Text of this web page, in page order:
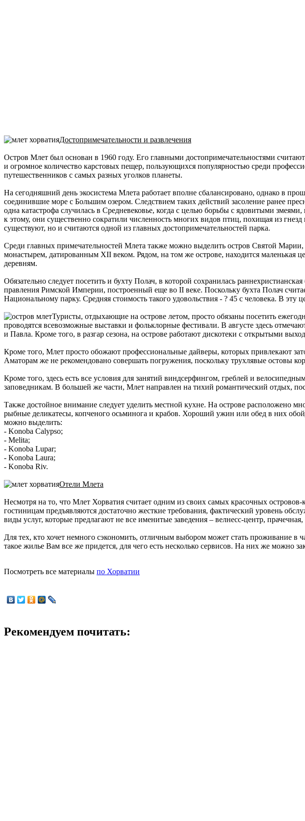
Достопримечательности и развлечения
Остров Млет был основан в 1960 году. Его главными достопримечательностями
и огромное количество карстовых пещер, пользующихся популярностью среди
путешественников с самых разных уголков планеты.
На сегодняшний день экосистема Млета работает вполне сбалансировано, однако в
соединившие море с Большим озером. Следствием таких действий засоление ранее
одна катастрофа случилась в Средневековье, когда с целью борьбы с ядовитыми
к этому, они существенно сократили численность многих видов птиц, похищая из
существуют, но и считаются одной из главных достопримечательностей парка.
Среди главных примечательностей Млета также можно выделить остров Святой
монастырем, датированным XII веком. Рядом, на том же острове, находится
деревням.
Обязательно следует посетить и бухту Полач, в которой сохранилась
правления Римской Империи, построенный еще во II веке. Поскольку бухта Полач
Национальному парку. Средняя стоимость такого удовольствия - ? 45 с человека. В эту
Туристы, отдыхающие на острове летом, просто обязаны посетить
проводятся всевозможные выставки и фольклорные фестивали. В августе здесь
и Павла. Кроме того, в разгар сезона, на острове работают дискотеки с открытыми
Кроме того, Млет просто обожают профессиональные дайверы, которых привлекают
Аматорам же не рекомендовано совершать погружения, поскольку трухлявые остовы
Кроме того, здесь есть все условия для занятий виндсерфингом, греблей и
заповедникам. В большей же части, Млет направлен на тихий романтический отдых,
Также достойное внимание следует уделить местной кухне. На острове расположено
рыбные деликатесы, копченого осьминога и крабов. Хороший ужин или обед в них
можно выделить:
- Konoba Calypso;
- Melita;
- Konoba Lupar;
- Konoba Laura;
- Konoba Riv.
Отели Млета
Несмотря на то, что Млет Хорватия считает одним из своих самых красочных
гостиницам предъявляются достаточно жесткие требования, фактический уровень
виды услуг, которые предлагают не все именитые заведения – велнесс-центр,
Для тех, кто хочет немного сэкономить, отличным выбором может стать проживание в
такое жилье Вам все же придется, для чего есть несколько сервисов. На них же можно
Посмотреть все материалы по Хорватии
Рекомендуем почитать: